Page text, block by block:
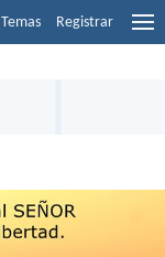
Temas Registrar